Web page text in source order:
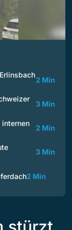
2 Min
3 Min
2 Min
3 Min
2 Min